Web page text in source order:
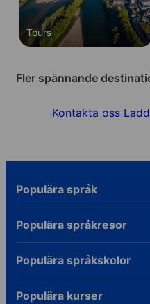
Tours
Fler spännande
Kontakta oss
Populära språk
Populära språkresor
Populära språkskolor
Populära kurser